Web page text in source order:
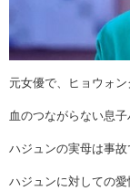
元女優で、ヒョウォ
血のつながらない息
ハジュンの実母は事
ハジュンに対しての